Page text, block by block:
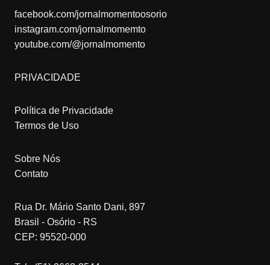
facebook.com/jornalmomentoosorio
instagram.com/jornalmomemto
youtube.com/@jornalmomento
PRIVACIDADE
Política de Privacidade
Termos de Uso
Sobre Nós
Contato
Rua Dr. Mário Santo Dani, 897
Brasil - Osório - RS
CEP: 95520-000